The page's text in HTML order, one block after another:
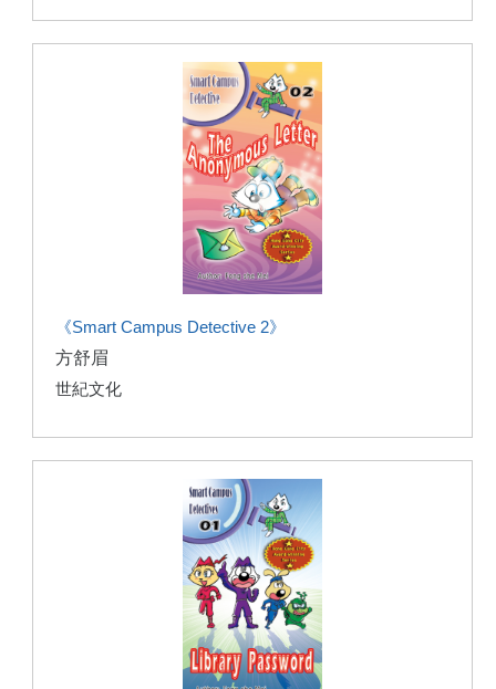
《Smart Campus Detective 2》
方舒眉
世紀文化